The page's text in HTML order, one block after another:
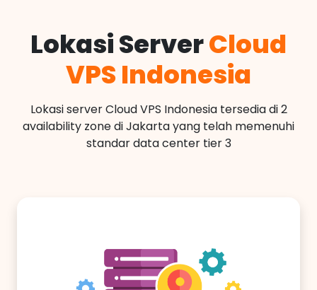
Lokasi ServerCloud
VPS Indonesia
Lokasi server Cloud VPS Indonesia tersedia di 2
availability zone di Jakarta yang telah memenuhi
standar data center tier 3